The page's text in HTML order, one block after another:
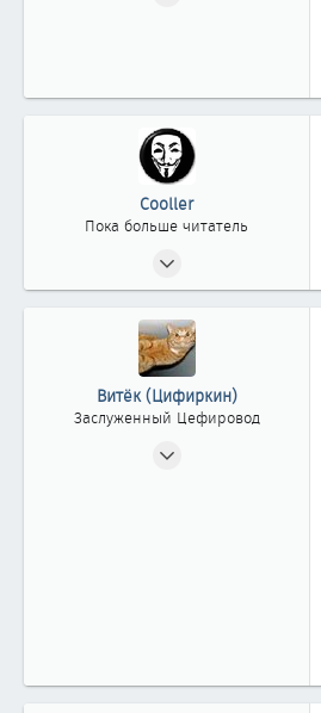
37
Cooller
Пока больше читатель
2
Витёк (Цифиркин)
Заслуженный Цефировод